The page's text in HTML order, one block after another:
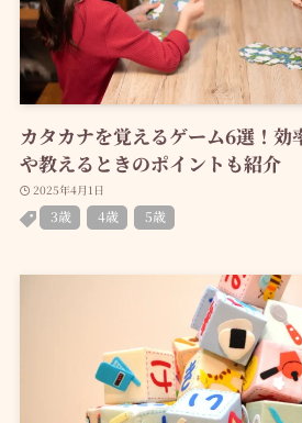
カタカナを覚えるゲーム6選！効
や教えるときのポイントも紹介
2025年4月1日
3歳 4歳 5歳